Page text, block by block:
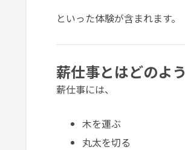
といった体験が含まれます。
薪仕事とはどのよ
薪仕事には、
木を運ぶ
丸太を切る